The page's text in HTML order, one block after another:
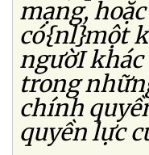
mạng,
có{nl}một
ngườI
trong
chính
quyền lực